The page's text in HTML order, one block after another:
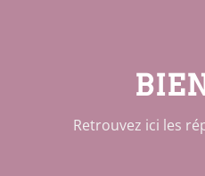
Retrouvez ici les